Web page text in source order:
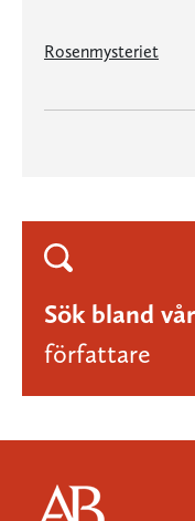
Rosenmysteriet
Sök bland
författare